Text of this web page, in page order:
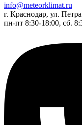
info@meteorklimat.ru
г. Краснодар, ул.
пн-пт 8:30-18:00, сб.